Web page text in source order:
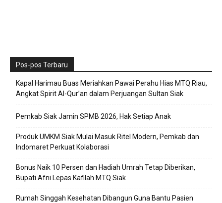
Pos-pos Terbaru
Kapal Harimau Buas Meriahkan Pawai Perahu Hias MTQ Riau,
Angkat Spirit Al-Qur’an dalam Perjuangan Sultan Siak
Pemkab Siak Jamin SPMB 2026, Hak Setiap Anak
Produk UMKM Siak Mulai Masuk Ritel Modern, Pemkab dan
Indomaret Perkuat Kolaborasi
Bonus Naik 10 Persen dan Hadiah Umrah Tetap Diberikan,
Bupati Afni Lepas Kafilah MTQ Siak
Rumah Singgah Kesehatan Dibangun Guna Bantu Pasien